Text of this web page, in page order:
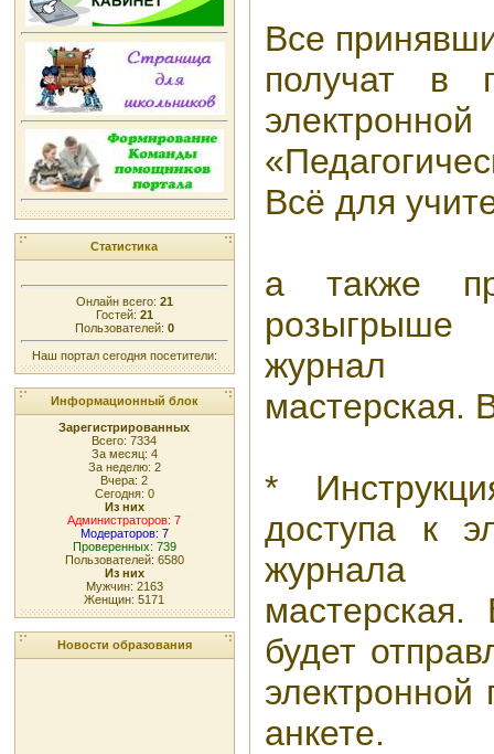
Статистика
Онлайн всего: 21
Гостей: 21
Пользователей: 0
Наш портал сегодня посетители:
Информационный блок
Зарегистрированных
Всего: 7334
За месяц: 4
За неделю: 2
Вчера: 2
Сегодня: 0
Из них
Администраторов: 7
Модераторов: 7
Проверенных: 739
Пользователей: 6580
Из них
Мужчин: 2163
Женщин: 5171
Новости образования
Все
получат в
Всё для
а также
журнал
мастерская.
*
доступа к
журнала
будет
электронной
анкете.